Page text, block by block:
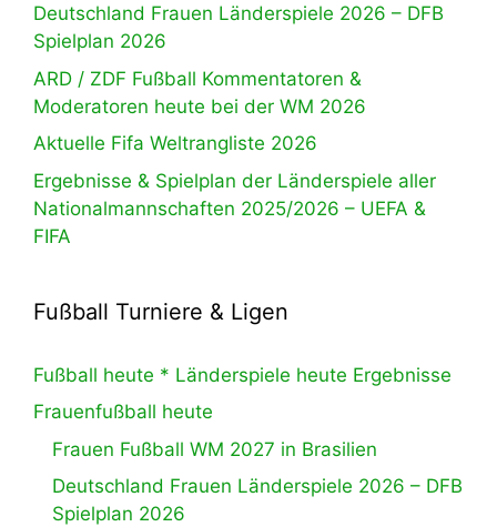
Deutschland Frauen Länderspiele 2026 – DFB
Spielplan 2026
ARD / ZDF Fußball Kommentatoren &
Moderatoren heute bei der WM 2026
Aktuelle Fifa Weltrangliste 2026
Ergebnisse & Spielplan der Länderspiele aller
Nationalmannschaften 2025/2026 – UEFA &
FIFA
Fußball Turniere & Ligen
Fußball heute * Länderspiele heute Ergebnisse
Frauenfußball heute
Frauen Fußball WM 2027 in Brasilien
Deutschland Frauen Länderspiele 2026 – DFB
Spielplan 2026